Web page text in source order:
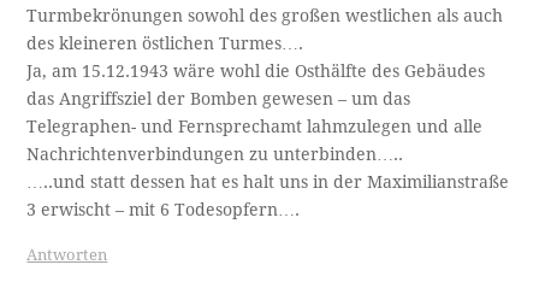
Turmbekrönungen sowohl des großen westlichen als auch
des kleineren östlichen Turmes….
Ja, am 15.12.1943 wäre wohl die Osthälfte des Gebäudes
das Angriffsziel der Bomben gewesen – um das
Telegraphen- und Fernsprechamt lahmzulegen und alle
Nachrichtenverbindungen zu unterbinden…..
…..und statt dessen hat es halt uns in der Maximilianstraße
3 erwischt – mit 6 Todesopfern….
Antworten